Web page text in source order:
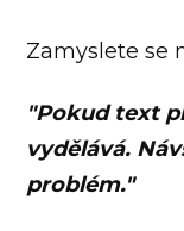
Zamyslete se
"Pokud text
vydělává.
problém."